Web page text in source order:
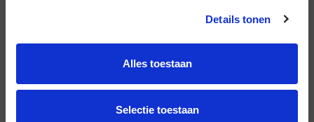
Details tonen
Alles toestaan
Selectie toestaan
VCA Vol opleiding Limburg
VIL VCA Limburg
Heftruck certificaat Limburg